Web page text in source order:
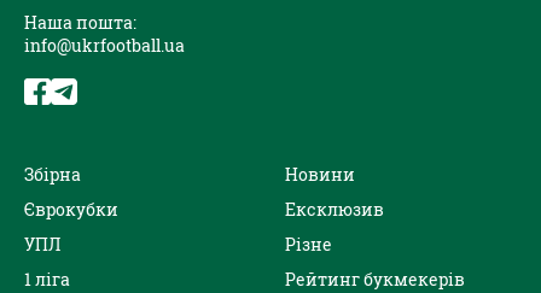
Наша пошта:
info@ukrfootball.ua
Збірна
Єврокубки
УПЛ
1 ліга
Новини
Ексклюзив
Різне
Рейтинг букмекерів